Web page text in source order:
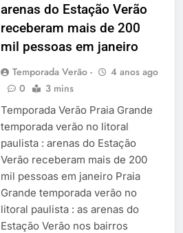
Temporada Verão 2027
arenas do Estação Verão
receberam mais de 200
mil pessoas em janeiro
Temporada Verão -
4 anos ago
0
3 mins
Temporada Verão Praia Grande
temporada verão no litoral
paulista : arenas do Estação
Verão receberam mais de 200
mil pessoas em janeiro Praia
Grande temporada verão no
litoral paulista : as arenas do
Estação Verão nos bairros